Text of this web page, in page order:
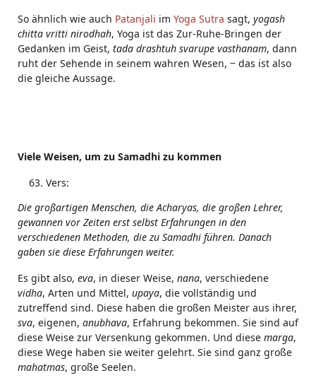
So ähnlich wie auch Patanjali im Yoga Sutra sagt, yogash
chitta vritti nirodhah, Yoga ist das Zur-Ruhe-Bringen der
Gedanken im Geist, tada drashtuh svarupe vasthanam, dann
ruht der Sehende in seinem wahren Wesen, ‒ das ist also
die gleiche Aussage.
Viele Weisen, um zu Samadhi zu kommen
Vers:
Die großartigen Menschen, die Acharyas, die großen Lehrer,
gewannen vor Zeiten erst selbst Erfahrungen in den
verschiedenen Methoden, die zu Samadhi führen. Danach
gaben sie diese Erfahrungen weiter.
Es gibt also, eva, in dieser Weise, nana, verschiedene
vidha, Arten und Mittel, upaya, die vollständig und
zutreffend sind. Diese haben die großen Meister aus ihrer,
sva, eigenen, anubhava, Erfahrung bekommen. Sie sind auf
diese Weise zur Versenkung gekommen. Und diese marga,
diese Wege haben sie weiter gelehrt. Sie sind ganz große
mahatmas, große Seelen.